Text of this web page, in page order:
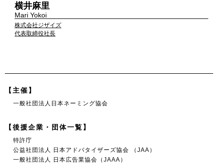
横井麻里
Mari Yokoi
株式会社ジザイズ
代表取締役社長
【主催】
一般社団法人日本ネーミング協会
【後援企業・団体一覧】
特許庁
公益社団法人 日本アドバタイザーズ協会 （JAA）
一般社団法人 日本広告業協会（JAAA）